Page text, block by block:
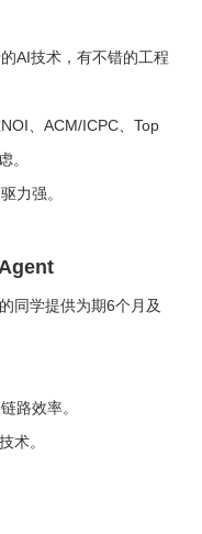
AI技术，有不错的工程
、ACM/ICPC、Top
。
力强。
同学提供为期6个月及
路效率。
术。